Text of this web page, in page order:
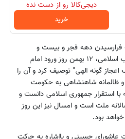
دیجی‌کالا رو از دست نده
خرید
دهه فجر و بیست و
هشتمین سالروز پیروزی انقلاب اسلامی، ‪ ۱۲‬بهمن روز ورود امام
گونه الهی" توصیف کرد و آن را
ظالمانه شاهنشاهی به حکومت
استقرار جمهوری اسلامی دانست و
میعاد سالانه ملت است و امسال نیز این روز
بود.
عاشورای حسینی و بااشاره به حرکت